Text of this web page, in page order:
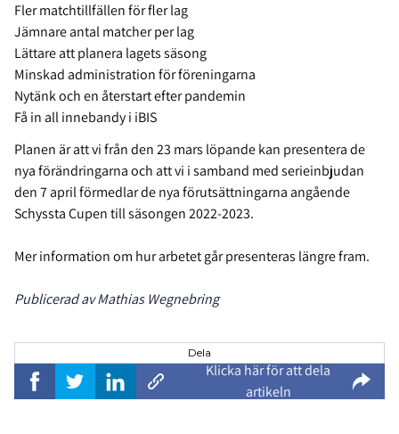
Fler matchtillfällen för fler lag
Jämnare antal matcher per lag
Lättare att planera lagets säsong
Minskad administration för föreningarna
Nytänk och en återstart efter pandemin
Få in all innebandy i iBIS
Planen är att vi från den 23 mars löpande kan presentera de
nya förändringarna och att vi i samband med serieinbjudan
den 7 april förmedlar de nya förutsättningarna angående
Schyssta Cupen till säsongen 2022-2023.
Mer information om hur arbetet går presenteras längre fram.
Publicerad av Mathias Wegnebring
Dela
Klicka här för att dela
artikeln